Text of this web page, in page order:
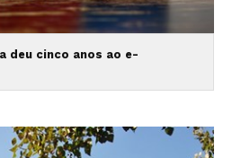
deu cinco anos ao e-